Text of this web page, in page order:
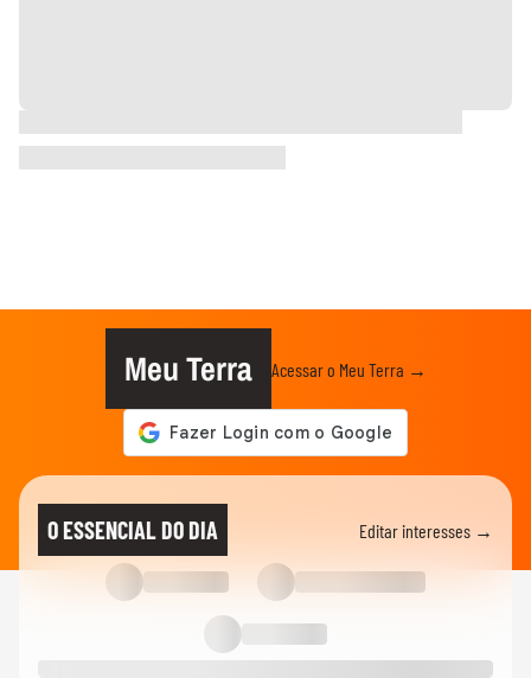
Meu Terra Acessar o Meu Terra →
O ESSENCIAL DO DIA Editar interesses →